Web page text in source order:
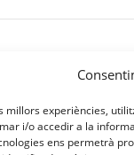
millors experiències,
i/o accedir a la
ens permetrà
de 20 mesos a 3